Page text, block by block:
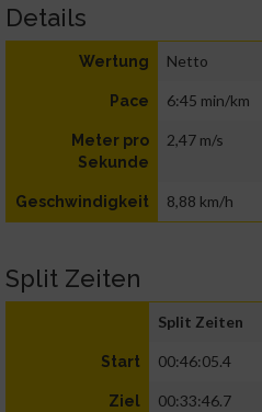
Details
Wertung Netto
Pace 6:45 min/km
Meter pro
Sekunde
2,47 m/s
Geschwindigkeit 8,88 km/h
Split Zeiten
Split Zeiten
Start 00:46:05.4
Ziel 00:33:46.7